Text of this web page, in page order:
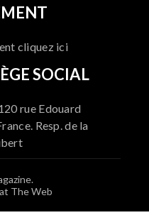
cliquez ici
SOCIAL
rue Edouard
Resp. de la
The Web